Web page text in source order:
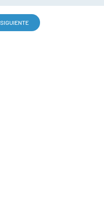
SIGUIENTE